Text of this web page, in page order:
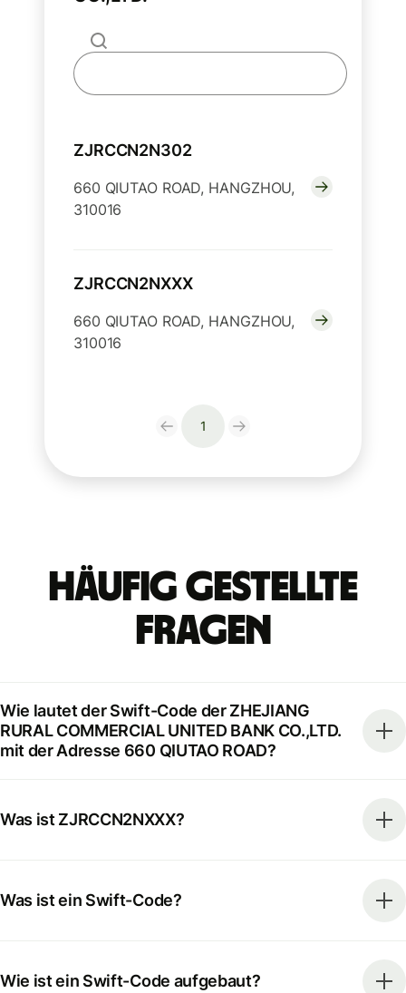
ZJRCCN2N302
660 QIUTAO ROAD, HANGZHOU,
310016
ZJRCCN2NXXX
660 QIUTAO ROAD, HANGZHOU,
310016
1
Häufig gestellte
Fragen
Wie lautet der Swift-Code der ZHEJIANG
RURAL COMMERCIAL UNITED BANK CO.,LTD.
mit der Adresse 660 QIUTAO ROAD?
Was ist ZJRCCN2NXXX?
Was ist ein Swift-Code?
Wie ist ein Swift-Code aufgebaut?